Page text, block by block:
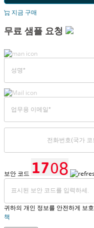
지금 구매
무료 샘플 요청
보안 코드
귀하의 개인 정보를 안전하게 보
책